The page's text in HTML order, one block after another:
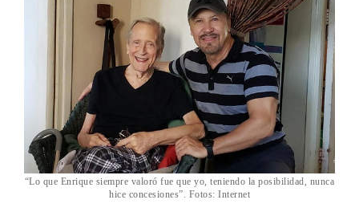
“Lo que Enrique siempre valoró fue que yo, teniendo la posibilidad, nunca
hice concesiones”. Fotos: Internet